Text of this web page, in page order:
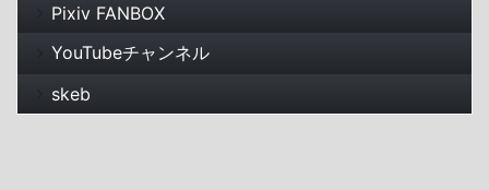
Pixiv FANBOX
YouTubeチャンネル
skeb